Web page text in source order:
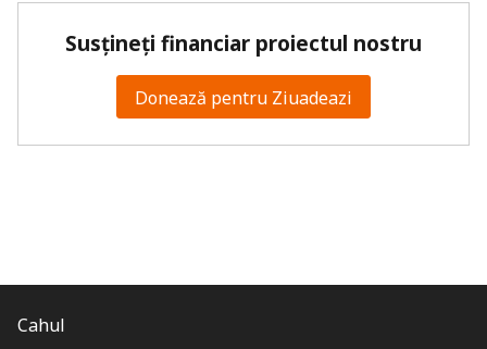
Susțineți financiar proiectul nostru
Donează pentru Ziuadeazi
Cahul